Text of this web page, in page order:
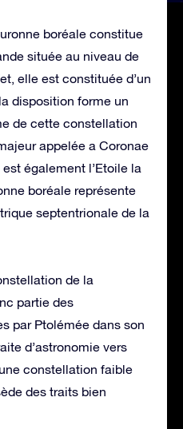
boréale constitue
située au niveau de
elle est constituée d’un
disposition forme un
de cette constellation
appelée a Coronae
également l’Etoile la
boréale représente
septentrionale de la
de la
partie des
par Ptolémée dans son
d’astronomie vers
constellation faible
des traits bien